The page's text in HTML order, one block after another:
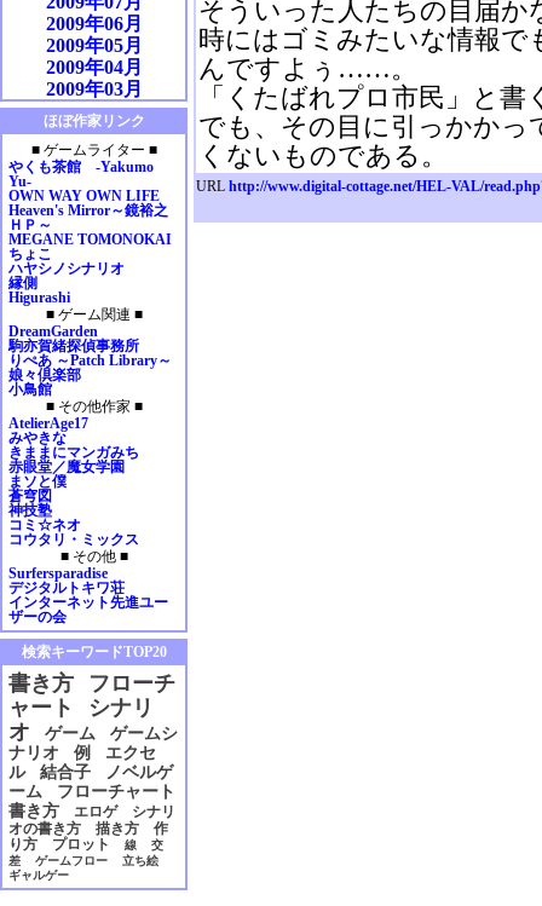
そういった人たちの目届
時にはゴミみたいな情報
んですよぅ……。
「くたばれプロ市民」と書
でも、その目に引っかか
くないものである。
URL http://www.digital-cottage.net/HEL-VAL/
2009年06月
2009年05月
2009年04月
2009年03月
2009年02月
2009年01月
2008年12月
2008年11月
2008年10月
2008年09月
2008年08月
2008年07月
2008年05月
2008年04月
2008年03月
2008年02月
2008年01月
2007年12月
2007年11月
2007年10月
2007年09月
2007年08月
2007年07月
2007年06月
2007年05月
2007年04月
2007年03月
2007年02月
2007年01月
2006年12月
2006年11月
2006年10月
2006年09月
2006年08月
2006年07月
2006年06月
2006年05月
2006年04月
2006年03月
2006年02月
ほぼ作家リンク
■ ゲームライター ■
やくも茶館 -Yakumo
Yu-
OWN WAY OWN LIFE
Heaven's Mirror～鏡裕之
ＨＰ～
MEGANE TOMONOKAI
ちょこ
ハヤシノシナリオ
縁側
Higurashi
■ ゲーム関連 ■
DreamGarden
駒亦賀緒探偵事務所
りぺあ ～Patch Library～
娘々倶楽部
小鳥館
■ その他作家 ■
AtelierAge17
みやきな
きままにマンガみち
赤眼堂／魔女学園
まソと僕
蒼穹図
神技塾
コミ☆ネオ
コウタリ・ミックス
■ その他 ■
Surfersparadise
デジタルトキワ荘
インターネット先進ユー
ザーの会
検索キーワードTOP20
書き方
フローチ
ャート
シナリ
オ
ゲーム
ゲームシ
ナリオ
例
エクセ
ル
結合子
ノベルゲ
ーム
フローチャート
書き方
エロゲ
シナリ
オの書き方
描き方
作
り方
プロット 線
交
差
ゲームフロー
立ち絵
ギャルゲー